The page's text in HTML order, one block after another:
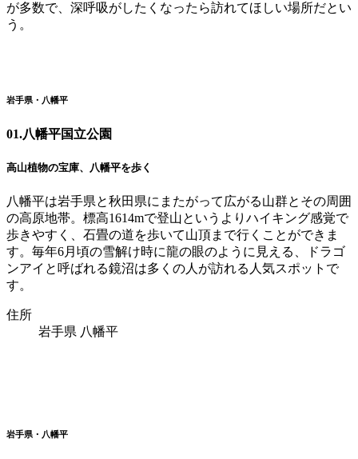
が多数で、深呼吸がしたくなったら訪れてほしい場所だとい
う。
岩手県・八幡平
01.八幡平国立公園
高山植物の宝庫、八幡平を歩く
八幡平は岩手県と秋田県にまたがって広がる山群とその周囲
の高原地帯。標高1614mで登山というよりハイキング感覚で
歩きやすく、石畳の道を歩いて山頂まで行くことができま
す。毎年6月頃の雪解け時に龍の眼のように見える、ドラゴ
ンアイと呼ばれる鏡沼は多くの人が訪れる人気スポットで
す。
住所
岩手県 八幡平
岩手県・八幡平